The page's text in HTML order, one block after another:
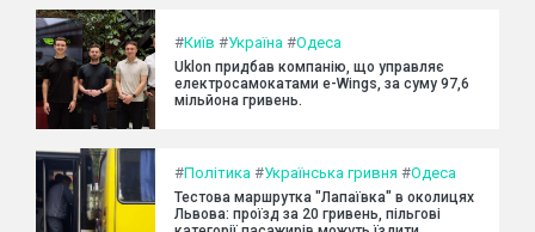
#Київ #Україна #Одеса
Uklon придбав компанію, що управляє
електросамокатами e-Wings, за суму 97,6
мільйона гривень.
#Політика #Українська гривня #Одеса
Тестова маршрутка "Лапаївка" в околицях
Львова: проїзд за 20 гривень, пільгові